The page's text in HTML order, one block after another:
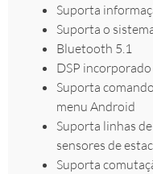
Suporta
Suporta o
Bluetooth 5.1
DSP incorporado
Suporta
menu Android
Suporta linhas
sensores de
Suporta